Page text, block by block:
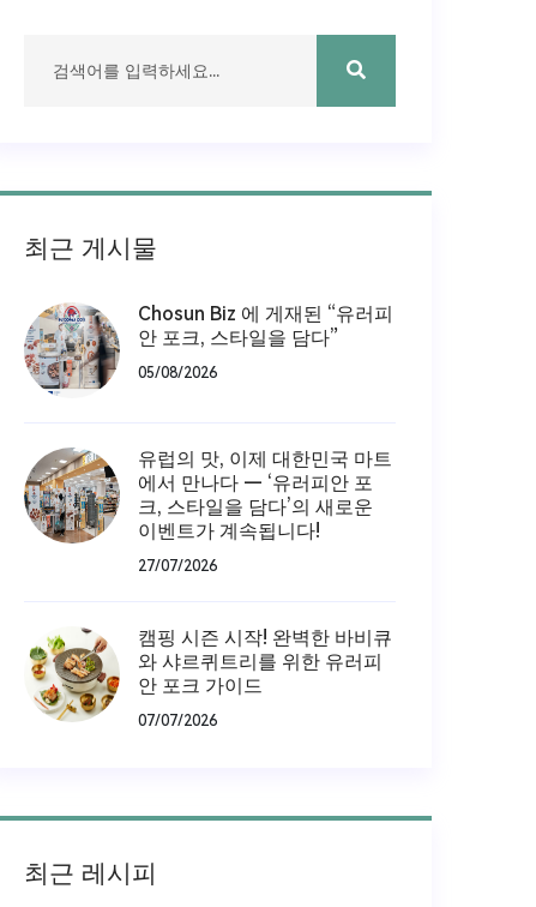
최근 게시물
Chosun Biz 에 게재된 “유러피
안 포크, 스타일을 담다”
05/08/2026
유럽의 맛, 이제 대한민국 마트
에서 만나다 — ‘유러피안 포
크, 스타일을 담다’의 새로운
이벤트가 계속됩니다!
27/07/2026
캠핑 시즌 시작! 완벽한 바비큐
와 샤르퀴트리를 위한 유러피
안 포크 가이드
07/07/2026
최근 레시피